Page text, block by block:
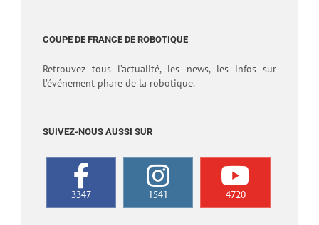
COUPE DE FRANCE DE ROBOTIQUE
Retrouvez tous l’actualité, les news, les infos sur
l’événement phare de la robotique.
SUIVEZ-NOUS AUSSI SUR
3347 1541 4720